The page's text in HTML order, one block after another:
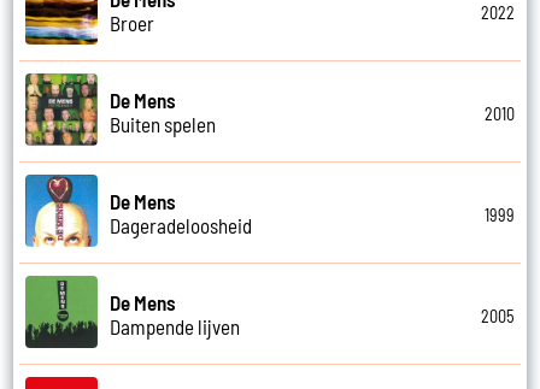
Broer
2022
De Mens
Buiten spelen
2010
De Mens
Dageradeloosheid
1999
De Mens
Dampende lijven
2005